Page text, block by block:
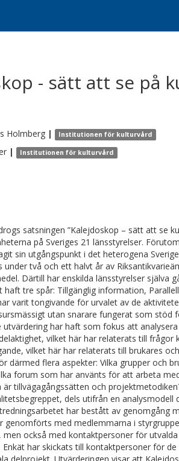
- sätt att se på
Holmberg | Institutionen för kulturvård
| Institutionen för kulturvård
satsningen ”Kalejdoskop – sätt att se
på Sveriges 21 länsstyrelser.
sin utgångspunkt i det heterogena
under två och ett halvt år av
Därtill har enskilda länsstyrelser själva
haft tre spår: Tillgänglig information,
varit tongivande för urvalet av de
utan snarare fungerat som stöd
utvärdering har haft som fokus att
vilket här har relaterats till
vilket här har relaterats till brukares
därmed flera aspekter: Vilka grupper och
forum som har använts för att arbeta
är tillvägagångssätten och
dels utifrån en
har bestått av genomgång
genomförts med medlemmarna i
men också med kontaktpersoner för
Enkät har skickats till kontaktpersoner för